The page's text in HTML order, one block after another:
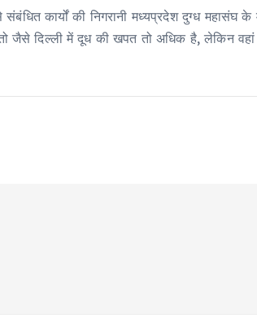
कार्यों की निगरानी मध्यप्रदेश दुग्ध
दिल्ली में दूध की खपत तो अधिक है, लेकिन वहां